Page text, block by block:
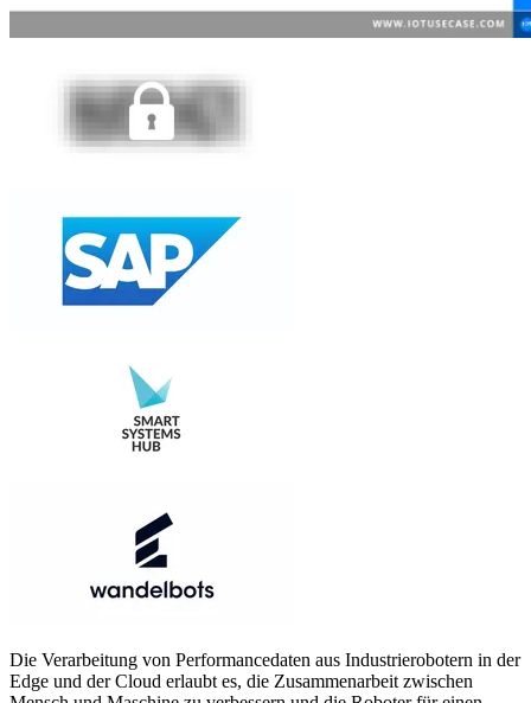
Die Verarbeitung von Performancedaten aus Industrierobotern in der
Edge und der Cloud erlaubt es, die Zusammenarbeit zwischen